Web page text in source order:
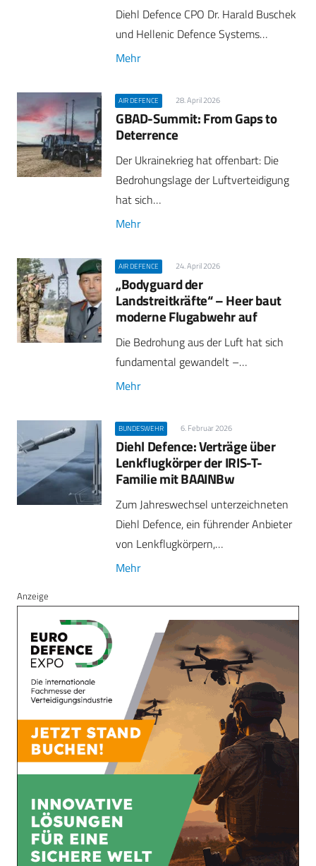
Diehl Defence CPO Dr. Harald Buschek
und Hellenic Defence Systems…
Mehr
AIR DEFENCE 28. April 2026
GBAD-Summit: From Gaps to
Deterrence
Der Ukrainekrieg hat offenbart: Die
Bedrohungslage der Luftverteidigung
hat sich…
Mehr
AIR DEFENCE 24. April 2026
„Bodyguard der
Landstreitkräfte“ – Heer baut
moderne Flugabwehr auf
Die Bedrohung aus der Luft hat sich
fundamental gewandelt –…
Mehr
BUNDESWEHR 6. Februar 2026
Diehl Defence: Verträge über
Lenkflugkörper der IRIS-T-
Familie mit BAAINBw
Zum Jahreswechsel unterzeichneten
Diehl Defence, ein führender Anbieter
von Lenkflugkörpern,…
Mehr
Anzeige